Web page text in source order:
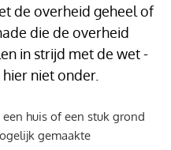
de overheid geheel of
die de overheid
in strijd met de wet -
niet onder.
huis of een stuk grond
gemaakte